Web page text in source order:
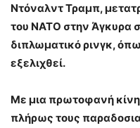
Ντόναλντ Τραμπ,
του ΝΑΤΟ στην Άγκυρα
διπλωματικό ρινγκ,
εξελιχθεί.
Με μια πρωτοφανή
πλήρως τους